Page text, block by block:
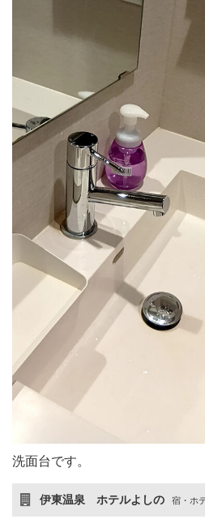
洗面台です。
伊東温泉 ホテルよしの 宿・ホ